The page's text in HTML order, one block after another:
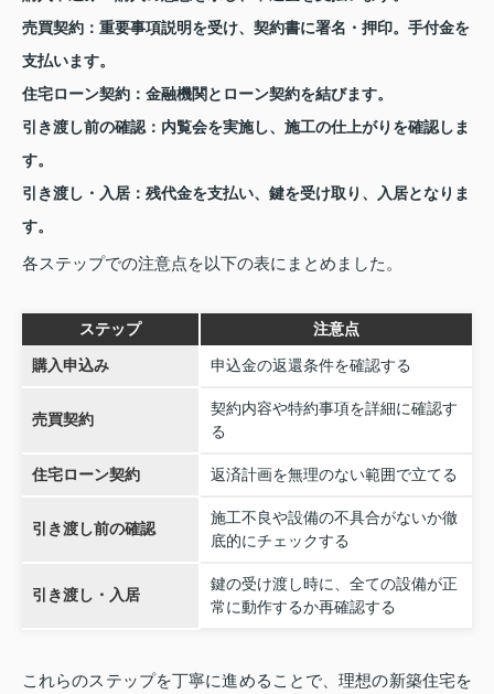
売買契約 ：重要事項説明を受け、契約書に署名・押印。手付金を
支払います。
住宅ローン契約 ：金融機関とローン契約を結びます。
引き渡し前の確認 ：内覧会を実施し、施工の仕上がりを確認しま
す。
引き渡し・入居 ：残代金を支払い、鍵を受け取り、入居となりま
す。
各ステップでの注意点を以下の表にまとめました。
ステップ 注意点
購入申込み 申込金の返還条件を確認する
売買契約
契約内容や特約事項を詳細に確認す
る
住宅ローン契約 返済計画を無理のない範囲で立てる
引き渡し前の確認
施工不良や設備の不具合がないか徹
底的にチェックする
引き渡し・入居
鍵の受け渡し時に、全ての設備が正
常に動作するか再確認する
これらのステップを丁寧に進めることで、理想の新築住宅を